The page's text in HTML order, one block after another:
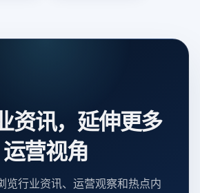
资讯，延伸更多
运营视角
览行业资讯、运营观察和热点内